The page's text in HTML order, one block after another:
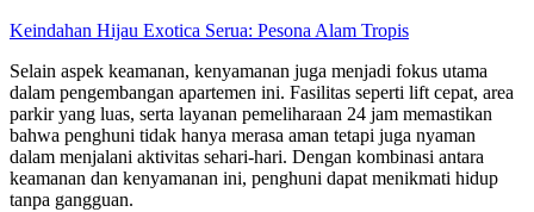
Keindahan Hijau Exotica Serua: Pesona Alam Tropis
Selain aspek keamanan, kenyamanan juga menjadi fokus utama
dalam pengembangan apartemen ini. Fasilitas seperti lift cepat, area
parkir yang luas, serta layanan pemeliharaan 24 jam memastikan
bahwa penghuni tidak hanya merasa aman tetapi juga nyaman
dalam menjalani aktivitas sehari-hari. Dengan kombinasi antara
keamanan dan kenyamanan ini, penghuni dapat menikmati hidup
tanpa gangguan.